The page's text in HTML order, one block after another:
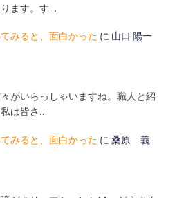
ます。す…
みると、面白かった に 山口 陽一
がいらっしゃいますね。職人と紹
は皆さ…
みると、面白かった に桑原 義